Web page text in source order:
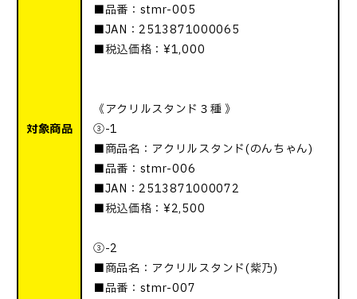
対象商品
■品番：stmr-005
■JAN：2513871000065
■税込価格：¥1,000
《アクリルスタンド３種 》
③-1
■商品名：アクリルスタンド(のんちゃん)
■品番：stmr-006
■JAN：2513871000072
■税込価格：¥2,500
③-2
■商品名：アクリルスタンド(紫乃)
■品番：stmr-007